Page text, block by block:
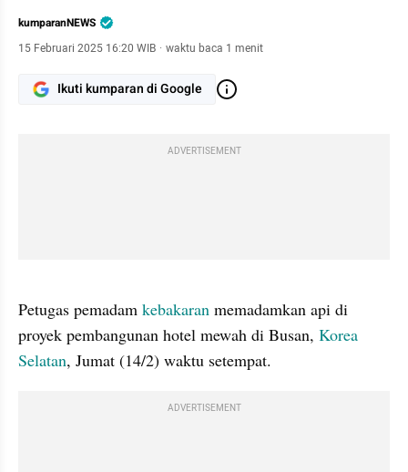
kumparanNEWS
15 Februari 2025 16:20 WIB · waktu baca 1 menit
Ikuti kumparan di Google
ADVERTISEMENT
Petugas pemadam kebakaran memadamkan api di
proyek pembangunan hotel mewah di Busan, Korea
Selatan, Jumat (14/2) waktu setempat.
ADVERTISEMENT